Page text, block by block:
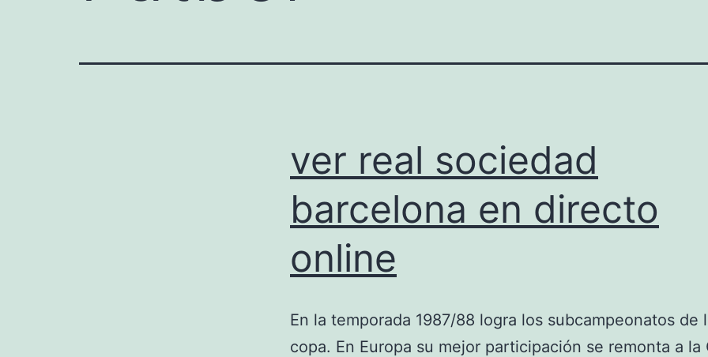
ver real sociedad
barcelona en directo
online
En la temporada 1987/88 logra los subcampeonatos de
copa. En Europa su mejor participación se remonta a la